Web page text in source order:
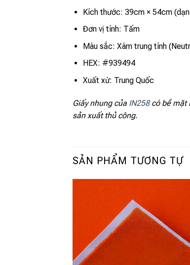
Kích thước: 39cm × 54cm
Đơn vị tính: Tấm
Màu sắc: Xám trung tính
HEX: #939494
Xuất xứ: Trung Quốc
Giấy nhung của IN258có bề mặt
sản xuất thủ công.
SẢN PHẨM TƯƠNG TỰ
wishlist